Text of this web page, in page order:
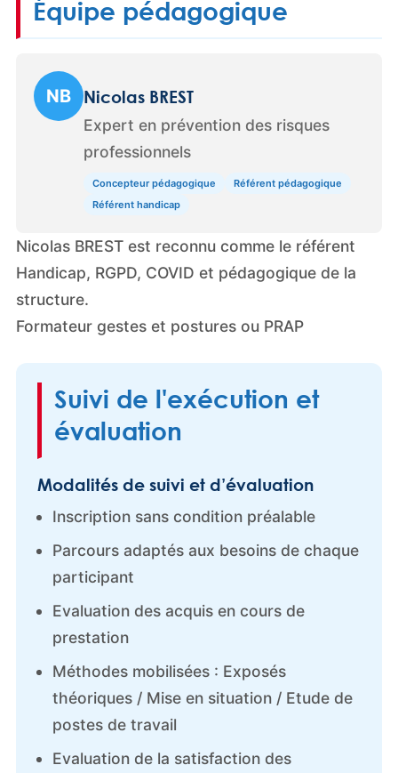
Équipe pédagogique
NB Nicolas BREST
Expert en prévention des risques
professionnels
Concepteur pédagogique
Référent pédagogique
Référent handicap
Nicolas BREST est reconnu comme le référent
Handicap, RGPD, COVID et pédagogique de la
structure.
Formateur gestes et postures ou PRAP
Suivi de l'exécution et
évaluation
Modalités de suivi et d’évaluation
Inscription sans condition préalable
Parcours adaptés aux besoins de chaque
participant
Evaluation des acquis en cours de
prestation
Méthodes mobilisées : Exposés
théoriques / Mise en situation / Etude de
postes de travail
Evaluation de la satisfaction des